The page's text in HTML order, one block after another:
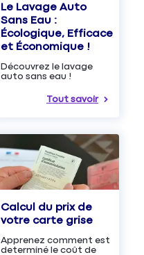
Le Lavage Auto
Sans Eau :
Écologique, Efficace
et Économique !
Découvrez le lavage
auto sans eau !
Tout savoir
Calcul du prix de
votre carte grise
Apprenez comment est
determiné le coût de